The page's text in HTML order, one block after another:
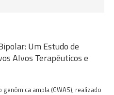
Um Estudo de
Alvos Terapêuticos e
ampla (GWAS), realizado